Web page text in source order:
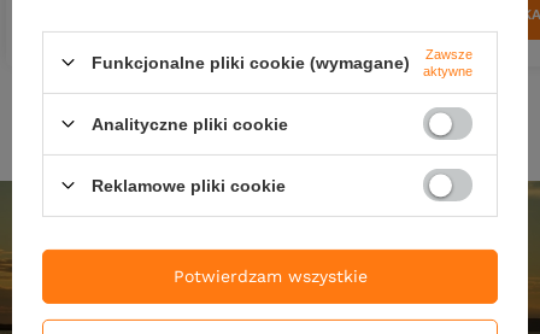
DO
Funkcjonalne pliki cookie (wymagane)
Zawsze
aktywne
Analityczne pliki cookie
Reklamowe pliki cookie
Potwierdzam wszystkie